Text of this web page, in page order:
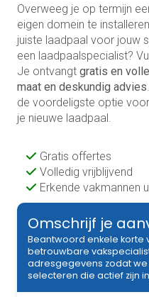
Overweeg je op termijn
eigen domein te
juiste laadpaal voor jouw
een laadpaalspecialist?
Je ontvangt gratis en
maat en deskundig advies
de voordeligste optie
je nieuwe laadpaal.
Gratis offertes
Volledig vrijblijvend
Erkende vakmannen
Omschrijf je
Beantwoord enkele korte
betrouwbare
adresgegevens zodat
selecteren die actief zijn